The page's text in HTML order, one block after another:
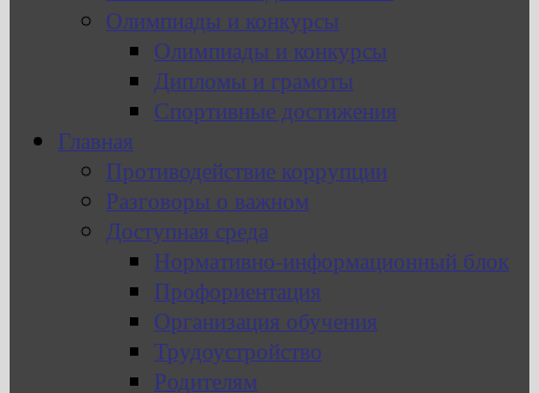
Олимпиады и конкурсы
Олимпиады и конкурсы
Дипломы и грамоты
Спортивные достижения
Главная
Противодействие коррупции
Разговоры о важном
Доступная среда
Нормативно-информационный блок
Профориентация
Организация обучения
Трудоустройство
Родителям